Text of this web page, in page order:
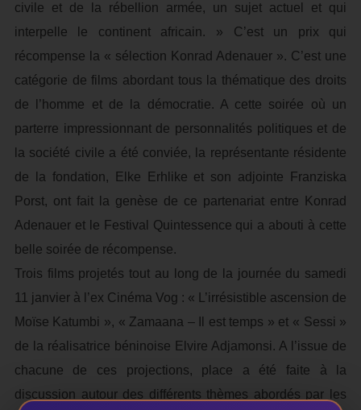
civile et de la rébellion armée, un sujet actuel et qui
interpelle le continent africain. » C’est un prix qui
récompense la « sélection Konrad Adenauer ». C’est une
catégorie de films abordant tous la thématique des droits
de l’homme et de la démocratie. A cette soirée où un
parterre impressionnant de personnalités politiques et de
la société civile a été conviée, la représentante résidente
de la fondation, Elke Erhlike et son adjointe Franziska
Porst, ont fait la genèse de ce partenariat entre Konrad
Adenauer et le Festival Quintessence qui a abouti à cette
belle soirée de récompense.
Trois films projetés tout au long de la journée du samedi
11 janvier à l’ex Cinéma Vog : « L’irrésistible ascension de
Moïse Katumbi », « Zamaana – Il est temps » et « Sessi »
de la réalisatrice béninoise Elvire Adjamonsi. A l’issue de
chacune de ces projections, place a été faite à la
discussion autour des différents thèmes abordés par les